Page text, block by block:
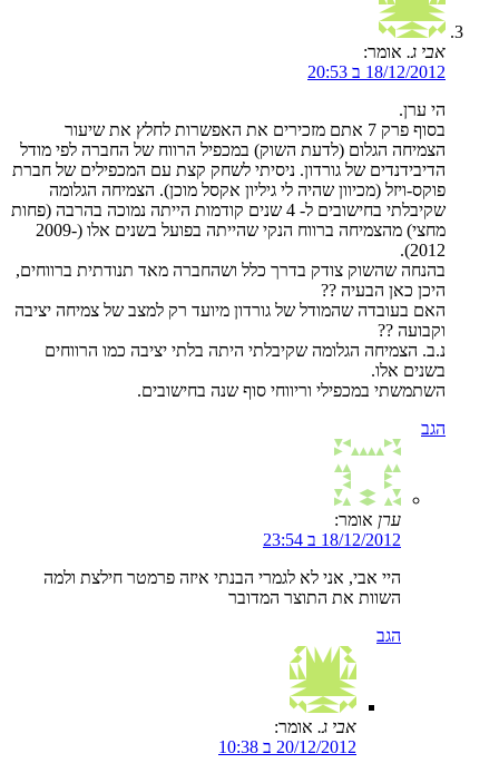
אבי ג. אומר:
18/12/2012 ב 20:53
הי ערן.
בסוף פרק 7 אתם מזכירים את האפשרות לחלץ את שיעור
הצמיחה הגלום (לדעת השוק) במכפיל הרווח של החברה לפי מודל
הדיבידנדים של גורדון. ניסיתי לשחק קצת עם המכפילים של חברת
פוקס-ויזל (מכיוון שהיה לי גיליון אקסל מוכן). הצמיחה הגלומה
שקיבלתי בחישובים ל- 4 שנים קודמות הייתה נמוכה בהרבה (פחות
מחצי) מהצמיחה ברווח הנקי שהייתה בפועל בשנים אלו (2009-
2012).
בהנחה שהשוק צודק בדרך כלל ושהחברה מאד תנודתית ברווחים,
היכן כאן הבעיה ??
האם בעובדה שהמודל של גורדון מיועד רק למצב של צמיחה יציבה
וקבועה ??
נ.ב. הצמיחה הגלומה שקיבלתי היתה בלתי יציבה כמו הרווחים
בשנים אלו.
השתמשתי במכפילי וריווחי סוף שנה בחישובים.
הגב
ערן אומר:
18/12/2012 ב 23:54
היי אבי, אני לא לגמרי הבנתי איזה פרמטר חילצת ולמה
השוות את התוצר המדובר
הגב
אבי ג. אומר:
20/12/2012 ב 10:38